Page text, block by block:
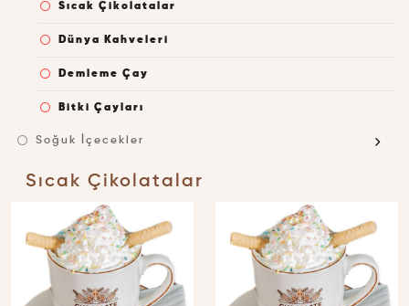
Sıcak Çikolatalar
Sıcak Çikolatalar
Dünya Kahveleri
Demleme Çay
Bitki Çayları
Soğuk İçecekler